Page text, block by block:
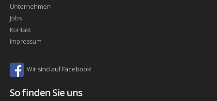
Unternehmen
Jobs
Kontakt
Impressum
Wir sind auf Facebook!
So finden Sie uns